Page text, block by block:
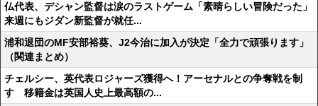
仏代表、デシャン監督は涙のラストゲーム「素晴らしい冒険だった」
来週にもジダン新監督が就任...
浦和退団のMF安部裕葵、J2今治に加入が決定「全力で頑張ります」
（関連まとめ）
チェルシー、英代表ロジャーズ獲得へ！アーセナルとの争奪戦を制
す 移籍金は英国人史上最高額の...